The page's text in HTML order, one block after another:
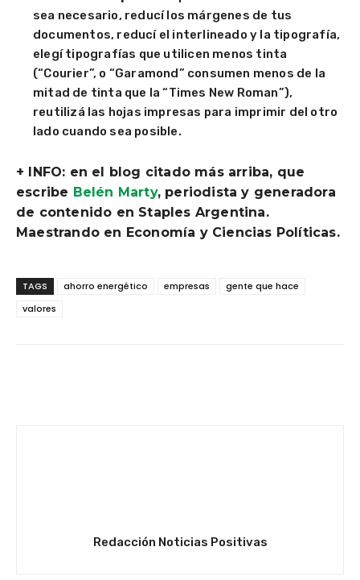
sea necesario, reducí los márgenes de tus
documentos, reducí el interlineado y la tipografía,
elegí tipografías que utilicen menos tinta
(“Courier”, o “Garamond” consumen menos de la
mitad de tinta que la “Times New Roman”),
reutilizá las hojas impresas para imprimir del otro
lado cuando sea posible.
+ INFO: en el blog citado más arriba, que
escribe Belén Marty, periodista y generadora
de contenido en Staples Argentina.
Maestrando en Economía y Ciencias Políticas.
TAGS ahorro energético empresas
gente que hace
valores
Redacción Noticias Positivas